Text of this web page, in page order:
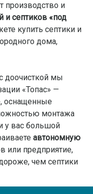
производство и
и септиков «под
купить септики и
дома,
доочисткой мы
«Топас» —
оснащенные
монтажа
у вас большой
автономную
или предприятие,
чем септики